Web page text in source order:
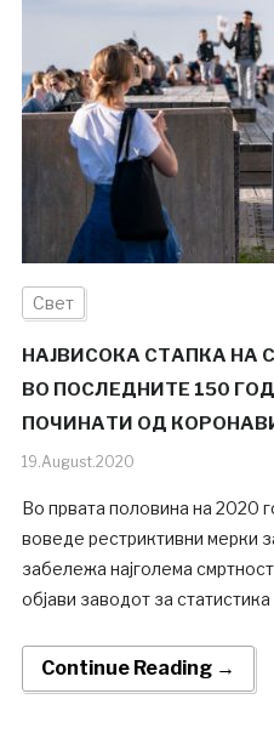
Свет
НАЈВИСОКА СТАПКА НА
ВО ПОСЛЕДНИТЕ 150
ПОЧИНАТИ ОД
19.August.2020
Во првата половина на 2020
воведе рестриктивни мерки
забележа најголема
објави заводот за
Continue Reading →